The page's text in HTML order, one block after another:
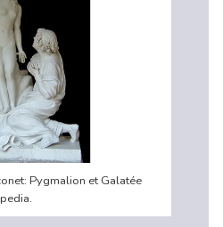
Pygmalion et Galatée